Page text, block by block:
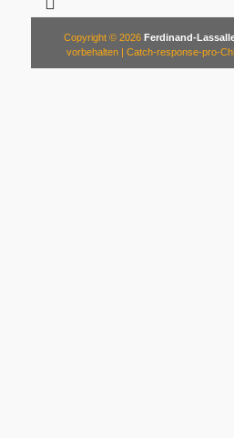
Copyright © 2026 Ferdinand-
vorbehalten | Catch-response-pro-